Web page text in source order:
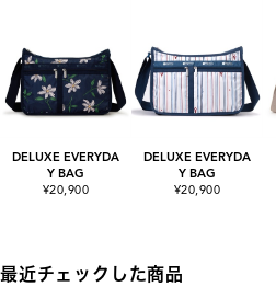
DELUXE EVERYDA
Y BAG
¥20,900
DELUXE EVERYDA
Y BAG
¥20,900
最近チェックした商品